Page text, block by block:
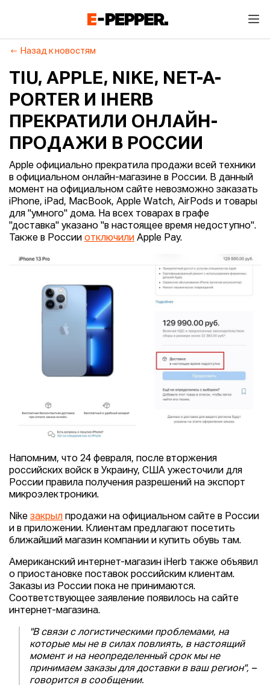
Назад к новостям
TIU, APPLE, NIKE, NET-A-
PORTER И IHERB
ПРЕКРАТИЛИ ОНЛАЙН-
ПРОДАЖИ В РОССИИ
Apple официально прекратила продажи всей техники
в официальном онлайн-магазине в России. В данный
момент на официальном сайте невозможно заказать
iPhone, iPad, MacBook, Apple Watch, AirPods и товары
для "умного" дома. На всех товарах в графе
"доставка" указано "в настоящее время недоступно".
Также в России отключили Apple Pay.
Напомним, что 24 февраля, после вторжения
российских войск в Украину, США ужесточили для
России правила получения разрешений на экспорт
микроэлектроники.
Nike закрыл продажи на официальном сайте в России
и в приложении. Клиентам предлагают посетить
ближайший магазин компании и купить обувь там.
Американский интернет-магазин iHerb также объявил
о приостановке поставок российским клиентам.
Заказы из России пока не принимаются.
Соответствующее заявление появилось на сайте
интернет-магазина.
"В связи с логистическими проблемами, на
которые мы не в силах повлиять, в настоящий
момент и на неопределенный срок мы не
принимаем заказы для доставки в ваш регион", –
говорится в сообщении.